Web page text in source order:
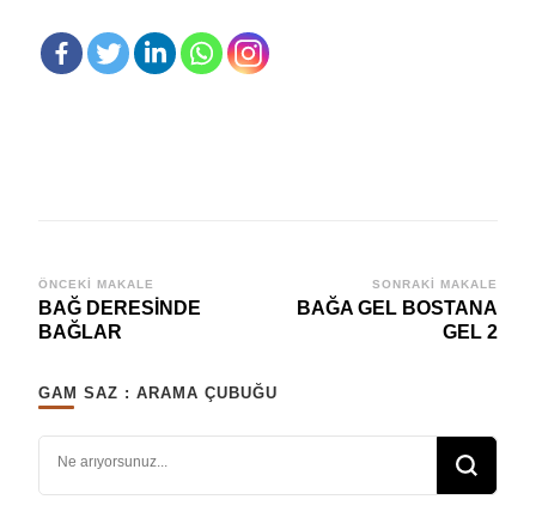
Yazı
dolaşımı
ÖNCEKI MAKALE
BAĞ DERESİNDE
BAĞLAR
SONRAKI MAKALE
BAĞA GEL BOSTANA
GEL 2
GAM SAZ : ARAMA ÇUBUĞU